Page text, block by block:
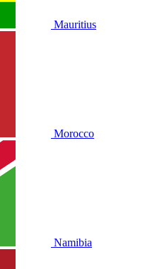
Mauritius
Morocco
Namibia